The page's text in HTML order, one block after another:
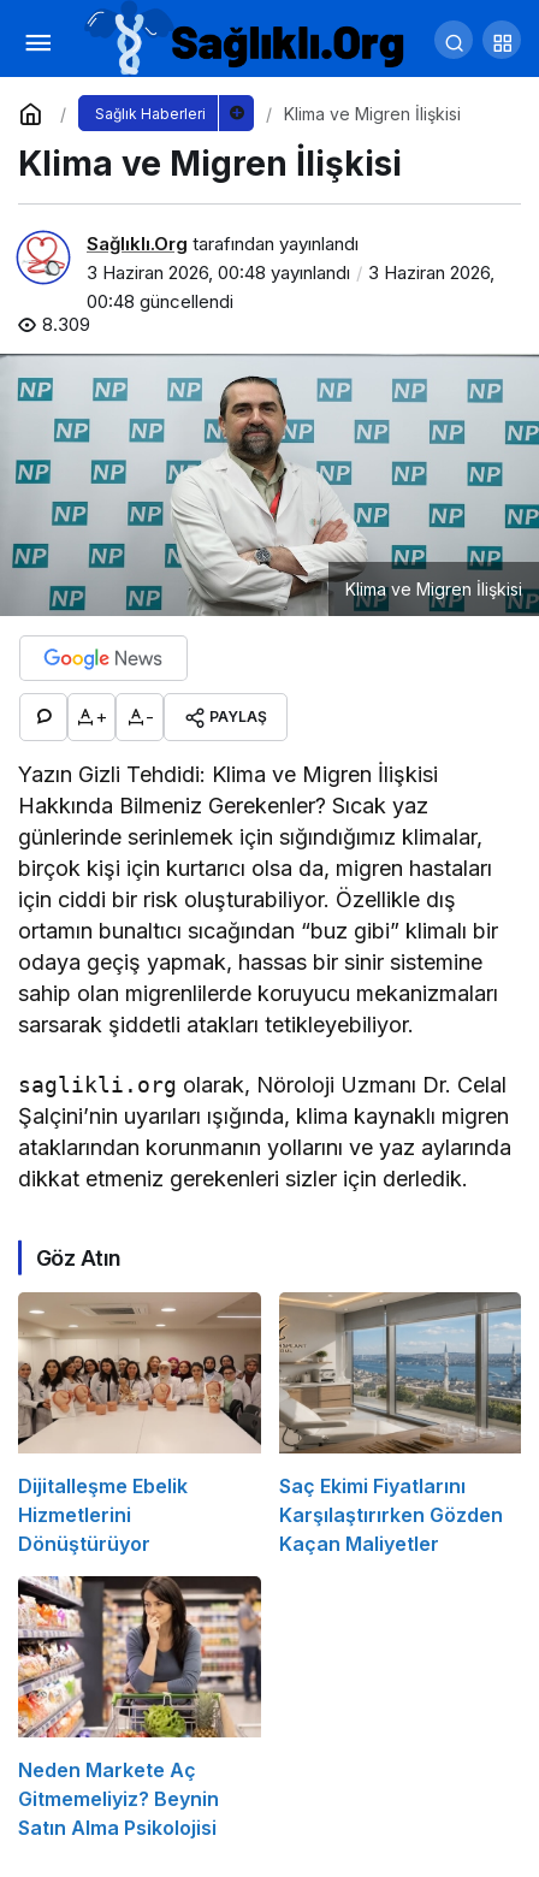
Sağlık Haberleri Klima ve Migren İlişkisi
Klima ve Migren İlişkisi
Sağlıklı.Org tarafından yayınlandı
3 Haziran 2026, 00:48 yayınlandı
3 Haziran 2026,
00:48 güncellendi
8.309
Klima ve Migren İlişkisi
+ - PAYLAŞ
Yazın Gizli Tehdidi: Klima ve Migren İlişkisi
Hakkında Bilmeniz Gerekenler? Sıcak yaz
günlerinde serinlemek için sığındığımız klimalar,
birçok kişi için kurtarıcı olsa da, migren hastaları
için ciddi bir risk oluşturabiliyor. Özellikle dış
ortamın bunaltıcı sıcağından “buz gibi” klimalı bir
odaya geçiş yapmak, hassas bir sinir sistemine
sahip olan migrenlilerde koruyucu mekanizmaları
sarsarak şiddetli atakları tetikleyebiliyor.
saglikli.org olarak, Nöroloji Uzmanı Dr. Celal
Şalçini’nin uyarıları ışığında, klima kaynaklı migren
ataklarından korunmanın yollarını ve yaz aylarında
dikkat etmeniz gerekenleri sizler için derledik.
Göz Atın
Dijitalleşme Ebelik
Hizmetlerini
Dönüştürüyor
Saç Ekimi Fiyatlarını
Karşılaştırırken Gözden
Kaçan Maliyetler
Neden Markete Aç
Gitmemeliyiz? Beynin
Satın Alma Psikolojisi
Beyin Cerrahisi Denildiğinde Aklımıza İlk
Gelen Nedir?
Yorum Yap Paylaş